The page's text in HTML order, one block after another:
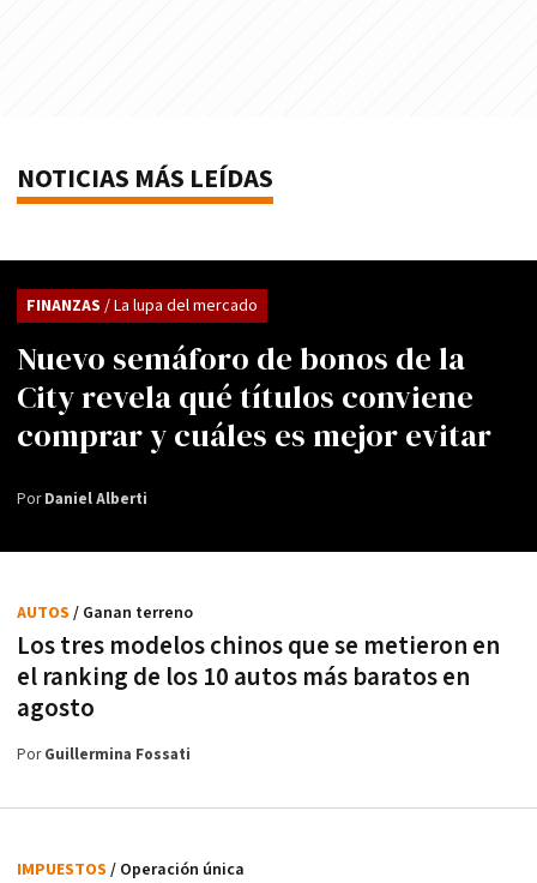
NOTICIAS MÁS LEÍDAS
Nuevo semáforo de bonos de la
City revela qué títulos conviene
comprar y cuáles es mejor evitar
FINANZAS / La lupa del mercado
PorDaniel Alberti
Los tres modelos chinos que se metieron en
el ranking de los 10 autos más baratos en
agosto
AUTOS / Ganan terreno
PorGuillermina Fossati
IMPUESTOS / Operación única